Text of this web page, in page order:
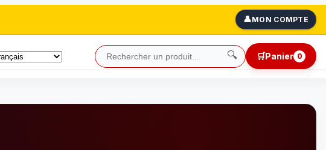
👤MON COMPTE
🔍 🛒Panier 0